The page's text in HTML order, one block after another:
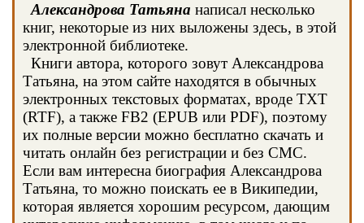
Александрова Татьяна написал несколько
книг, некоторые из них выложены здесь, в этой
электронной библиотеке.
Книги автора, которого зовут Александрова
Татьяна, на этом сайте находятся в обычных
электронных текстовых форматах, вроде TXT
(RTF), а также FB2 (EPUB или PDF), поэтому
их полные версии можно бесплатно скачать и
читать онлайн без регистрации и без СМС.
Если вам интересна биография Александрова
Татьяна, то можно поискать ее в Википедии,
которая является хорошим ресурсом, дающим